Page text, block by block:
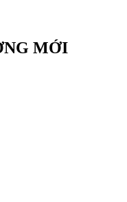
MỚI